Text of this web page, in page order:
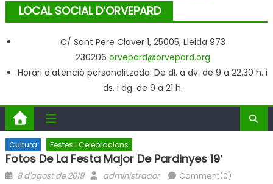
LOCAL SOCIAL D’ORVEPARD
C/ Sant Pere Claver 1, 25005, Lleida 973
230206 orvepard@orvepard.org
Horari d’atenció personalitzada: De dl. a dv. de 9 a 22.30 h. i
ds. i dg. de 9 a 21 h.
Cultura Festes I Celebracions
Fotos De La Festa Major De Pardinyes 19′
Posted
8 d'agost de 2019 Author
administrador Comment(0)